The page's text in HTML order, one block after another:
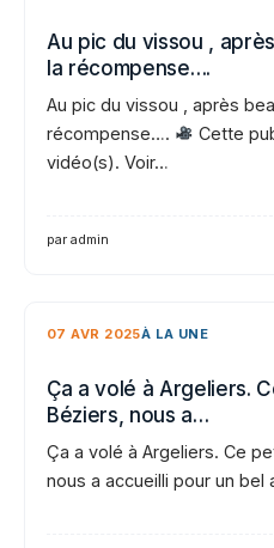
Au pic du vissou ,
la récompense….
Au pic du vissou , après
récompense….
Cette
vidéo(s). Voir…
par admin
07 AVR 2025À LA UNE
Ça a volé à Argeliers.
Béziers, nous a…
Ça a volé à Argeliers. Ce
nous a accueilli pour un